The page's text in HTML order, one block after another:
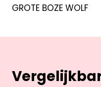
GROTE BOZE WOLF